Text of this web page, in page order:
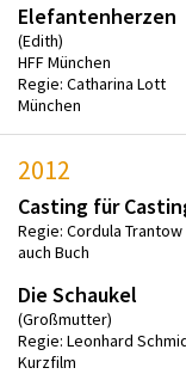
Elefantenherzen
(Edith)
HFF München
Regie: Catharina Lott
München
2012
Casting für
Regie: Cordula Trantow
auch Buch
Die Schaukel
(Großmutter)
Regie: Leonhard
Kurzfilm